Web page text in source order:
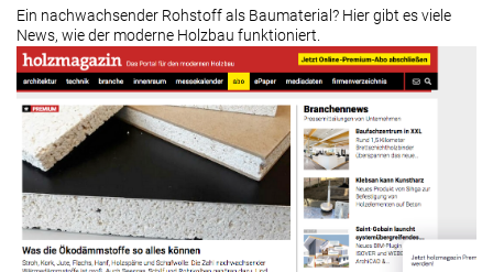
Ein nachwachsender Rohstoff als Baumaterial? Hier gibt es viele
News, wie der moderne Holzbau funktioniert.